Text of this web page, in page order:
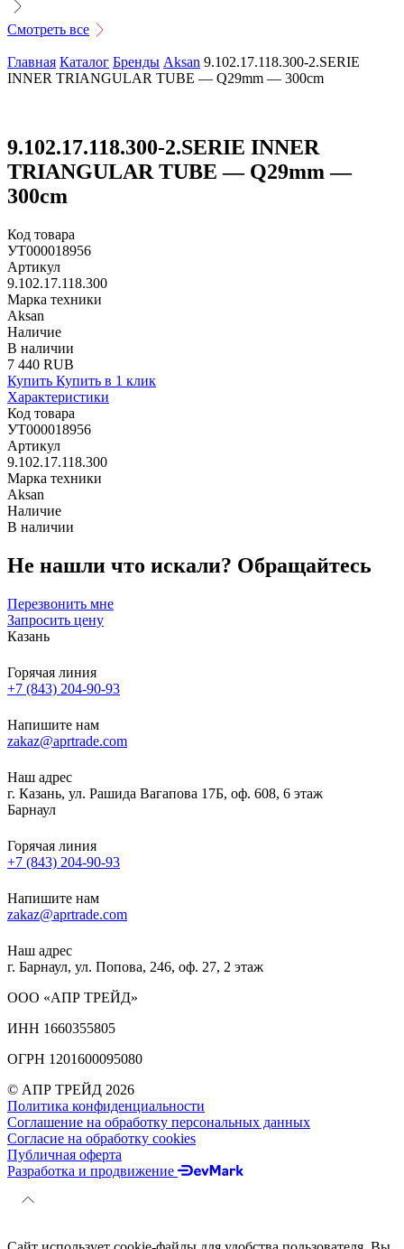
Смотреть все
Главная Каталог Бренды Aksan 9.102.17.118.300-2.SERIE
INNER TRIANGULAR TUBE — Q29mm — 300cm
9.102.17.118.300-2.SERIE INNER
TRIANGULAR TUBE — Q29mm —
300cm
Код товара
УТ000018956
Артикул
9.102.17.118.300
Марка техники
Aksan
Наличие
В наличии
7 440 RUB
Купить Купить в 1 клик
Характеристики
Код товара
УТ000018956
Артикул
9.102.17.118.300
Марка техники
Aksan
Наличие
В наличии
Не нашли что искали? Обращайтесь
Перезвонить мне
Запросить цену
Казань
Горячая линия
+7 (843) 204-90-93
Напишите нам
zakaz@aprtrade.com
Наш адрес
г. Казань, ул. Рашида Вагапова 17Б, оф. 608, 6 этаж
Барнаул
Горячая линия
+7 (843) 204-90-93
Напишите нам
zakaz@aprtrade.com
Наш адрес
г. Барнаул, ул. Попова, 246, оф. 27, 2 этаж
ООО «АПР ТРЕЙД»
ИНН 1660355805
ОГРН 1201600095080
© АПР ТРЕЙД 2026
Политика конфиденциальности
Соглашение на обработку персональных данных
Согласие на обработку cookies
Публичная оферта
Разработка и продвижение